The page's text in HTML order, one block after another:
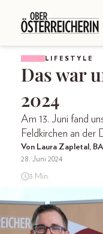
LIFESTYLE
Das war
2024
Am 13. Juni fand
Feldkirchen an der
Von Laura Zapletal, BA
28. Juni 2024
3 Min.